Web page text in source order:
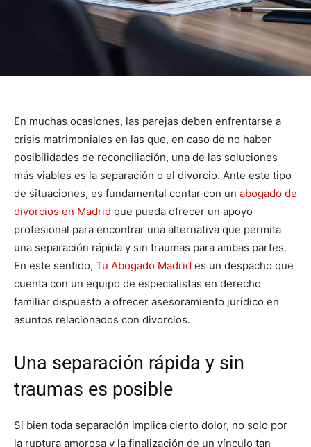
En muchas ocasiones, las parejas deben enfrentarse a
crisis matrimoniales en las que, en caso de no haber
posibilidades de reconciliación, una de las soluciones
más viables es la separación o el divorcio. Ante este tipo
de situaciones, es fundamental contar con un abogado de
divorcios en Madrid que pueda ofrecer un apoyo
profesional para encontrar una alternativa que permita
una separación rápida y sin traumas para ambas partes.
En este sentido, Tu Abogado Madrid es un despacho que
cuenta con un equipo de especialistas en derecho
familiar dispuesto a ofrecer asesoramiento jurídico en
asuntos relacionados con divorcios.
Una separación rápida y sin
traumas es posible
Si bien toda separación implica cierto dolor, no solo por
la ruptura amorosa y la finalización de un vínculo tan